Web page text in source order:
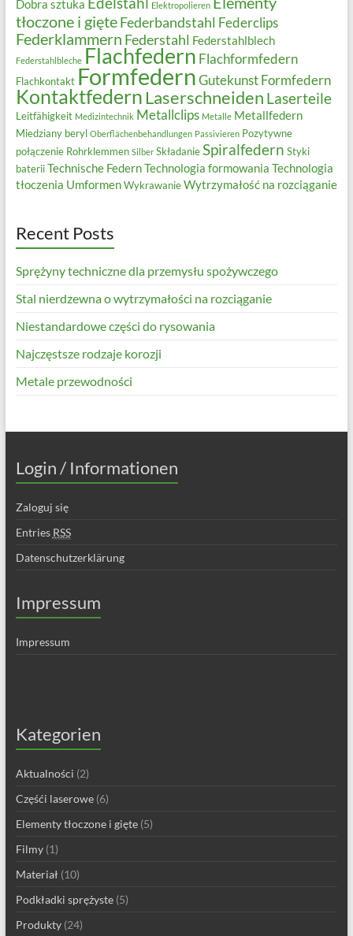
Dobra sztuka Elektropolieren
tłoczone i gięteFederbandstahl Federclips
Federklammern Federstahl Federstahlblech
Federstahlbleche Flachfedern Flachformfedern
Flachkontakt FormfedernGutekunst Formfedern
Kontaktfedern Laserschneiden Laserteile
Leitfähigkeit Medizintechnik Metallclips Metalle Metallfedern
Miedziany beryl Oberflächenbehandlungen Passivieren Pozytywne
połączenie Rohrklemmen Silber Składanie Spiralfedern Styki
baterii Technische FedernTechnologia formowania Technologia
tłoczenia Umformen Wykrawanie Wytrzymałość na rozciąganie
Recent Posts
Sprężyny techniczne dla przemysłu spożywczego
Stal nierdzewna o wytrzymałości na rozciąganie
Niestandardowe części do rysowania
Najczęstsze rodzaje korozji
Metale przewodności
Login / Informationen
Zaloguj się
Entries RSS
Datenschutzerklärung
Impressum
Impressum
Kategorien
Aktualności (2)
Częśći laserowe(6)
Elementy tłoczone i gięte(5)
Filmy(1)
Materiał (10)
Podkładki sprężyste(5)
Produkty(24)